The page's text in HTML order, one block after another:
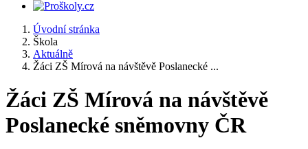
Úvodní stránka
Škola
Aktuálně
Žáci ZŠ Mírová na návštěvě Poslanecké ...
Žáci ZŠ Mírová na návštěvě
Poslanecké sněmovny ČR